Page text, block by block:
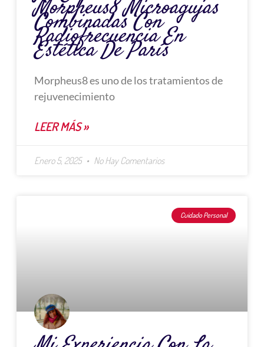
Morpheus8 Microagujas
Combinadas Con
Radiofrecuencia En
Estética De París
Morpheus8 es uno de los tratamientos de
rejuvenecimiento
LEER MÁS »
Enero 5, 2025 No Hay Comentarios
Cuidado Personal